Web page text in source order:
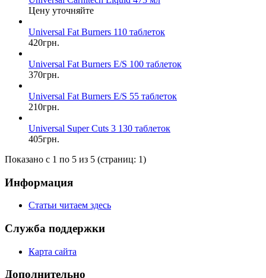
Цену уточняйте
Universal Fat Burners 110 таблеток
420грн.
Universal Fat Burners E/S 100 таблеток
370грн.
Universal Fat Burners E/S 55 таблеток
210грн.
Universal Super Cuts 3 130 таблеток
405грн.
Показано с 1 по 5 из 5 (страниц: 1)
Информация
Статьи читаем здесь
Служба поддержки
Карта сайта
Дополнительно